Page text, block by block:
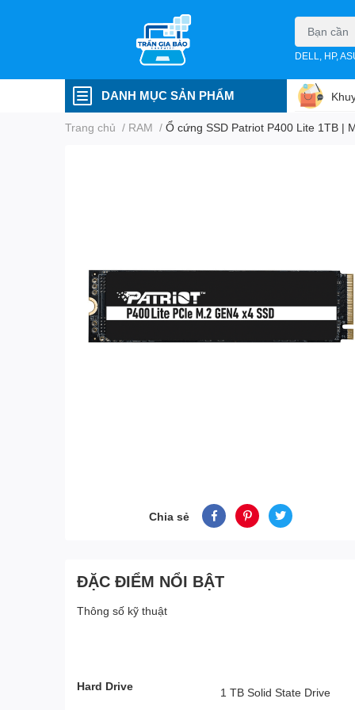
DELL, HP,
DANH MỤC SẢN PHẨM
Trang chủ / RAM / Ổ cứng SSD Patriot P400 Lite 1TB |
Chia sẻ
ĐẶC ĐIỂM NỔI BẬT
Thông số kỹ thuật
Hard Drive
‎1 TB Solid State Drive